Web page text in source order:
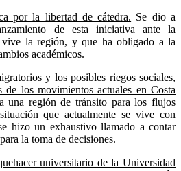
por la libertad de cátedra. Se dio a
de esta iniciativa ante la
vive la región, y que ha obligado a la
académicos.
y los posibles riegos sociales,
de los movimientos actuales en Costa
una región de tránsito para los flujos
que actualmente se vive con
hizo un exhaustivo llamado a contar
la toma de decisiones.
universitario de la Universidad